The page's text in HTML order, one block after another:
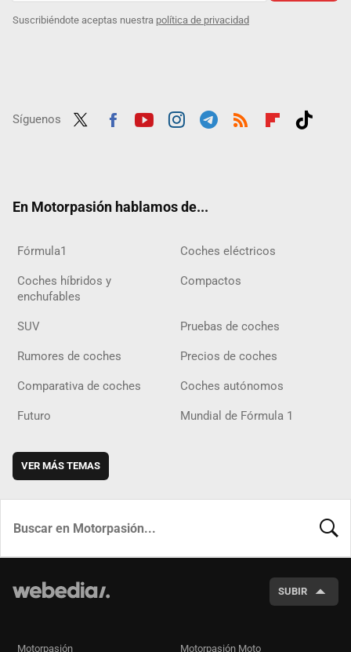
Suscribiéndote aceptas nuestra política de privacidad
Síguenos
En Motorpasión hablamos de...
Fórmula1 Coches eléctricos
Coches híbridos y
enchufables
Compactos
SUV Pruebas de coches
Rumores de coches Precios de coches
Comparativa de coches Coches autónomos
Futuro Mundial de Fórmula 1
VER MÁS TEMAS
SUBIR
Motorpasión Motorpasión Moto